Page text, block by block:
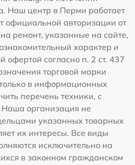
Наш центр в Перми работает
официальной авторизации от
ремонт, указанные на сайте,
характер и
офертой согласно п. 2 ст. 437
торговой марки
в информационных
перечень техники, с
организация не
указанных товарных
их интересы. Все виды
исключительно на
в законном гражданском